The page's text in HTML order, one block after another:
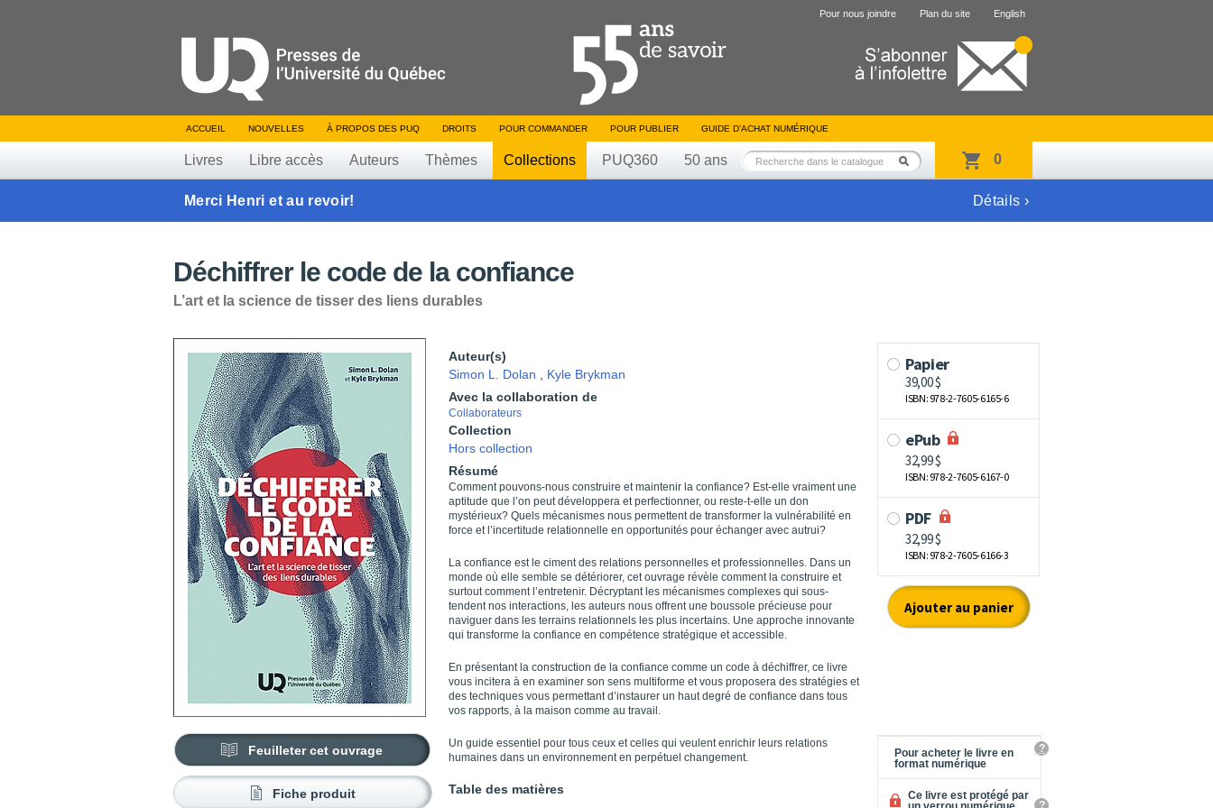
Pour nous joindre Plan du site English
ACCUEIL NOUVELLES À PROPOS DES PUQ DROITS POUR COMMANDER POUR PUBLIER GUIDE D’ACHAT NUMÉRIQUE
Livres Libre accès Auteurs Thèmes Collections PUQ360 50 ans 0
Merci Henri et au revoir! Détails ›
Déchiffrer le code de la confiance
L’art et la science de tisser des liens durables
Feuilleter cet ouvrage
Fiche produit
Auteur(s)
Simon L. Dolan
Kyle Brykman
Avec la collaboration de
Collaborateurs
Collection
Hors collection
Résumé
Comment pouvons-nous construire et maintenir la confiance? Est-elle vraiment une
aptitude que l’on peut développera et perfectionner, ou reste-t-elle un don
mystérieux? Quels mécanismes nous permettent de transformer la vulnérabilité en
force et l’incertitude relationnelle en opportunités pour échanger avec autrui?
La confiance est le ciment des relations personnelles et professionnelles. Dans un
monde où elle semble se détériorer, cet ouvrage révèle comment la construire et
surtout comment l’entretenir. Décryptant les mécanismes complexes qui sous-
tendent nos interactions, les auteurs nous offrent une boussole précieuse pour
naviguer dans les terrains relationnels les plus incertains. Une approche innovante
qui transforme la confiance en compétence stratégique et accessible.
En présentant la construction de la confiance comme un code à déchiffrer, ce livre
vous incitera à en examiner son sens multiforme et vous proposera des stratégies et
des techniques vous permettant d’instaurer un haut degré de confiance dans tous
vos rapports, à la maison comme au travail.
Un guide essentiel pour tous ceux et celles qui veulent enrichir leurs relations
humaines dans un environnement en perpétuel changement.
Table des matières
Pour acheter le livre en
format numérique
?
Ce livre est protégé par
?